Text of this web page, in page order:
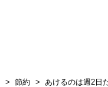
節約 あけるのは週2日